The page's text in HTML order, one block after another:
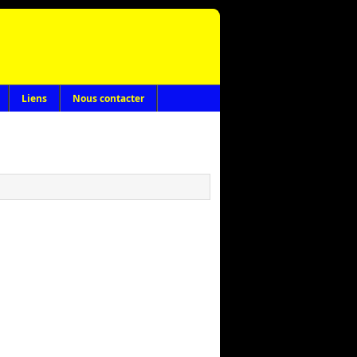
Liens Nous contacter